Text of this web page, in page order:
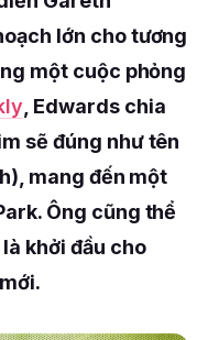
lớn cho tương
một cuộc phỏng
, Edwards chia
sẽ đúng như tên
mang đến một
Ông cũng thể
khởi đầu cho